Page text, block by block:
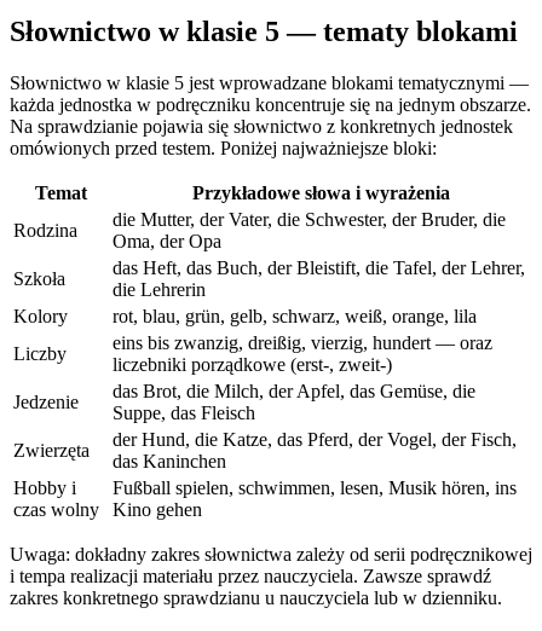
Słownictwo w klasie 5 — tematy blokami
Słownictwo w klasie 5 jest wprowadzane blokami tematycznymi —
każda jednostka w podręczniku koncentruje się na jednym obszarze.
Na sprawdzianie pojawia się słownictwo z konkretnych jednostek
omówionych przed testem. Poniżej najważniejsze bloki:
Temat
Przykładowe słowa i wyrażenia
Rodzina
die Mutter, der Vater, die Schwester, der Bruder, die
Oma, der Opa
Szkoła
das Heft, das Buch, der Bleistift, die Tafel, der Lehrer,
die Lehrerin
Kolory
rot, blau, grün, gelb, schwarz, weiß, orange, lila
Liczby
eins bis zwanzig, dreißig, vierzig, hundert — oraz
liczebniki porządkowe (erst-, zweit-)
Jedzenie
das Brot, die Milch, der Apfel, das Gemüse, die
Suppe, das Fleisch
Zwierzęta
der Hund, die Katze, das Pferd, der Vogel, der Fisch,
das Kaninchen
Hobby i
czas wolny
Fußball spielen, schwimmen, lesen, Musik hören, ins
Kino gehen
Uwaga: dokładny zakres słownictwa zależy od serii podręcznikowej
i tempa realizacji materiału przez nauczyciela. Zawsze sprawdź
zakres konkretnego sprawdzianu u nauczyciela lub w dzienniku.